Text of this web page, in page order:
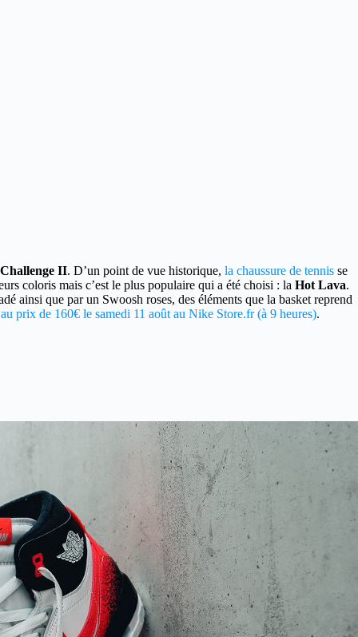
II. D’un point de vue historique, la chaussure de tennis se
coloris mais c’est le plus populaire qui a été choisi : la Hot Lava.
ainsi que par un Swoosh roses, des éléments que la basket reprend
prix de 160€ le samedi 11 août au Nike Store.fr (à 9 heures).